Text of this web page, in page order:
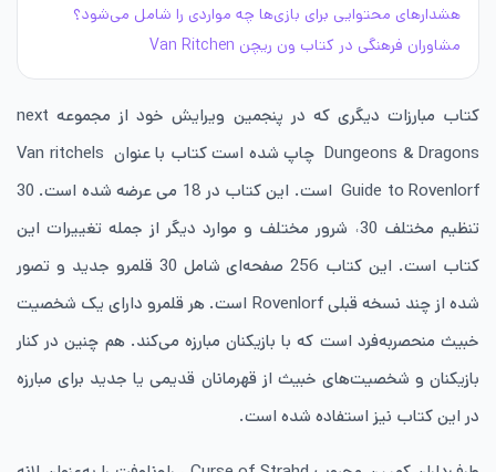
هشدارهای محتوایی برای بازی‌ها چه مواردی را شامل می‌شود؟
مشاوران فرهنگی در کتاب ون ریچن Van Ritchen
کتاب مبارزات دیگری که در پنجمین ویرایش خود از مجموعه next
Dungeons & Dragons چاپ شده است کتاب با عنوان Van ritchels
Guide to Rovenlorf است. این کتاب در 18 می عرضه شده است. 30
تنظیم مختلف 30˓ شرور مختلف و موارد دیگر از جمله تغییرات این
کتاب است. این کتاب 256 صفحه‌ای شامل 30 قلمرو جدید و تصور
شده از چند نسخه قبلی Rovenlorf است. هر قلمرو دارای یک شخصیت
خبیث منحصربه‌فرد است که با بازیکنان مبارزه می‌کند. هم چنین در کنار
بازیکنان و شخصیت‌های خبیث از قهرمانان قدیمی یا جدید برای مبارزه
در این کتاب نیز استفاده شده است.